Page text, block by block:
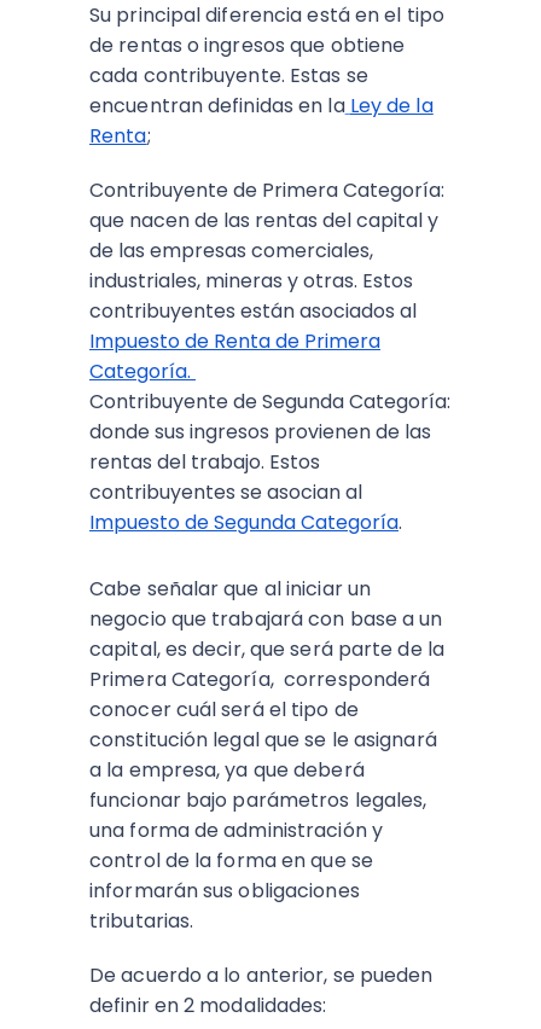
Su principal diferencia está en el tipo
de rentas o ingresos que obtiene
cada contribuyente. Estas se
encuentran definidas en la Ley de la
Renta;
Contribuyente de Primera Categoría:
que nacen de las rentas del capital y
de las empresas comerciales,
industriales, mineras y otras. Estos
contribuyentes están asociados al
Impuesto de Renta de Primera
Categoría.
Contribuyente de Segunda Categoría:
donde sus ingresos provienen de las
rentas del trabajo. Estos
contribuyentes se asocian al
Impuesto de Segunda Categoría.
Cabe señalar que al iniciar un
negocio que trabajará con base a un
capital, es decir, que será parte de la
Primera Categoría, corresponderá
conocer cuál será el tipo de
constitución legal que se le asignará
a la empresa, ya que deberá
funcionar bajo parámetros legales,
una forma de administración y
control de la forma en que se
informarán sus obligaciones
tributarias.
De acuerdo a lo anterior, se pueden
definir en 2 modalidades: